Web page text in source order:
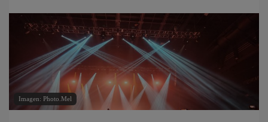
Imagen: Photo.Mel